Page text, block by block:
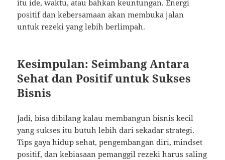
itu ide, waktu, atau bahkan keuntungan. Energi
positif dan kebersamaan akan membuka jalan
untuk rezeki yang lebih berlimpah.
Kesimpulan: Seimbang Antara
Sehat dan Positif untuk Sukses
Bisnis
Jadi, bisa dibilang kalau membangun bisnis kecil
yang sukses itu butuh lebih dari sekadar strategi.
Tips gaya hidup sehat, pengembangan diri, mindset
positif, dan kebiasaan pemanggil rezeki harus saling